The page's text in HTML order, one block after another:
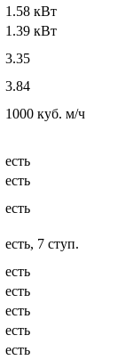
1.58 кВт
1.39 кВт
3.35
3.84
1000 куб. м/ч
есть
есть
есть
есть, 7 ступ.
есть
есть
есть
есть
есть